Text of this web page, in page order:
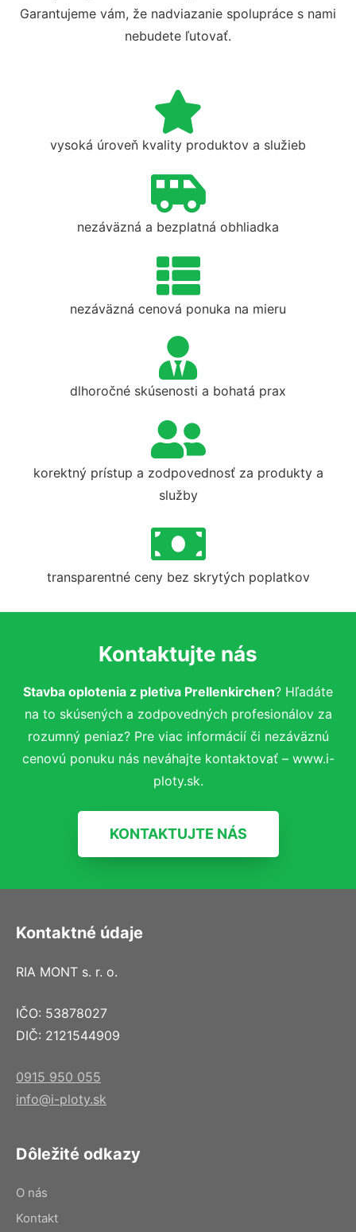
Garantujeme vám, že nadviazanie spolupráce s nami
nebudete ľutovať.
vysoká úroveň kvality produktov a služieb
nezáväzná a bezplatná obhliadka
nezáväzná cenová ponuka na mieru
dlhoročné skúsenosti a bohatá prax
korektný prístup a zodpovednosť za produkty a
služby
transparentné ceny bez skrytých poplatkov
Kontaktujte nás
Stavba oplotenia z pletiva Prellenkirchen? Hľadáte
na to skúsených a zodpovedných profesionálov za
rozumný peniaz? Pre viac informácií či nezáväznú
cenovú ponuku nás neváhajte kontaktovať – www.i-
ploty.sk.
KONTAKTUJTE NÁS
Kontaktné údaje
RIA MONT s. r. o.
IČO: 53878027
DIČ: 2121544909
0915 950 055
info@i-ploty.sk
Dôležité odkazy
O nás
Kontakt